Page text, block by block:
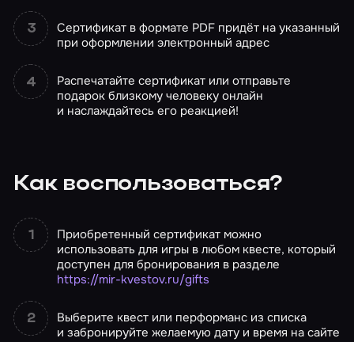
Сертификат в формате PDF придёт на указанный
при оформлении электронный адрес
Распечатайте сертификат или отправьте
подарок близкому человеку онлайн
и наслаждайтесь его реакцией!
Как воспользоваться?
Приобретенный сертификат можно
использовать для игры в любом квесте, который
доступен для бронирования в разделе
https://mir-kvestov.ru/gifts
Выберите квест или перформанс из списка
и забронируйте желаемую дату и время на сайте